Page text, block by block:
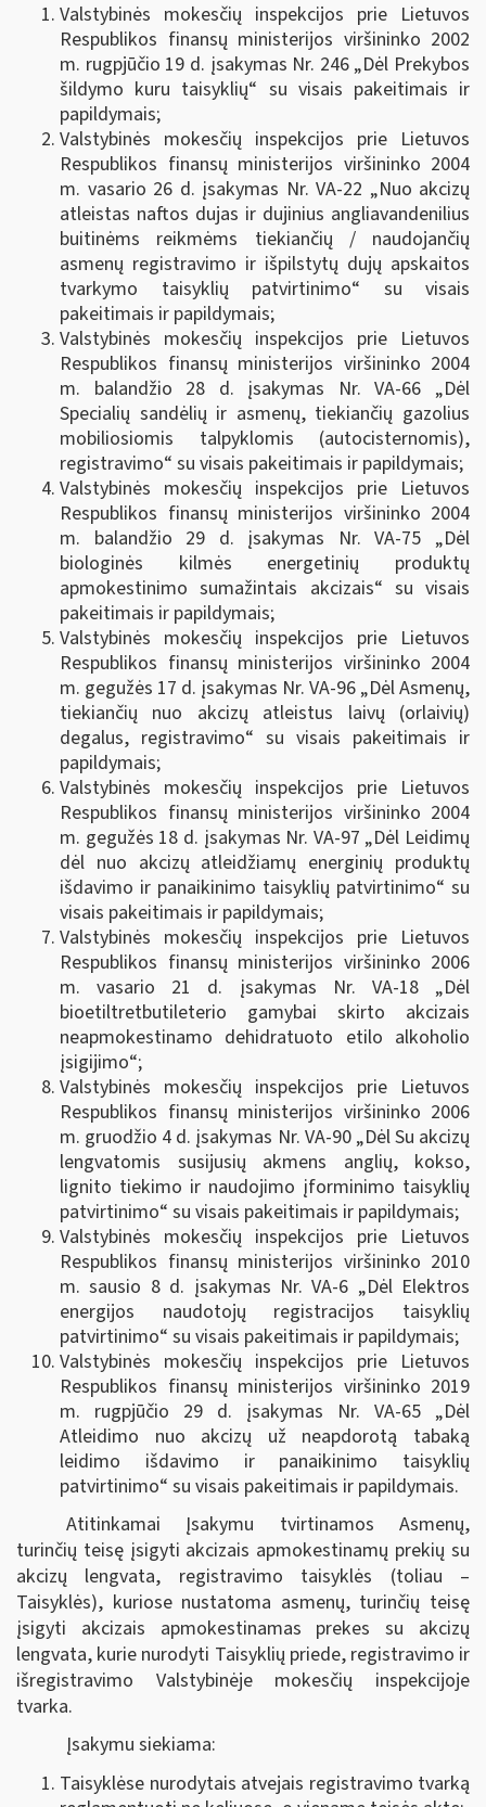
Valstybinės mokesčių inspekcijos prie Lietuvos
Respublikos finansų ministerijos viršininko 2002
m. rugpjūčio 19 d. įsakymas Nr. 246 „Dėl Prekybos
šildymo kuru taisyklių“ su visais pakeitimais ir
papildymais;
Valstybinės mokesčių inspekcijos prie Lietuvos
Respublikos finansų ministerijos viršininko 2004
m. vasario 26 d. įsakymas Nr. VA-22 „Nuo akcizų
atleistas naftos dujas ir dujinius angliavandenilius
buitinėms reikmėms tiekiančių / naudojančių
asmenų registravimo ir išpilstytų dujų apskaitos
tvarkymo taisyklių patvirtinimo“ su visais
pakeitimais ir papildymais;
Valstybinės mokesčių inspekcijos prie Lietuvos
Respublikos finansų ministerijos viršininko 2004
m. balandžio 28 d. įsakymas Nr. VA-66 „Dėl
Specialių sandėlių ir asmenų, tiekiančių gazolius
mobiliosiomis talpyklomis (autocisternomis),
registravimo“ su visais pakeitimais ir papildymais;
Valstybinės mokesčių inspekcijos prie Lietuvos
Respublikos finansų ministerijos viršininko 2004
m. balandžio 29 d. įsakymas Nr. VA-75 „Dėl
biologinės kilmės energetinių produktų
apmokestinimo sumažintais akcizais“ su visais
pakeitimais ir papildymais;
Valstybinės mokesčių inspekcijos prie Lietuvos
Respublikos finansų ministerijos viršininko 2004
m. gegužės 17 d. įsakymas Nr. VA-96 „Dėl Asmenų,
tiekiančių nuo akcizų atleistus laivų (orlaivių)
degalus, registravimo“ su visais pakeitimais ir
papildymais;
Valstybinės mokesčių inspekcijos prie Lietuvos
Respublikos finansų ministerijos viršininko 2004
m. gegužės 18 d. įsakymas Nr. VA-97 „Dėl Leidimų
dėl nuo akcizų atleidžiamų energinių produktų
išdavimo ir panaikinimo taisyklių patvirtinimo“ su
visais pakeitimais ir papildymais;
Valstybinės mokesčių inspekcijos prie Lietuvos
Respublikos finansų ministerijos viršininko 2006
m. vasario 21 d. įsakymas Nr. VA-18 „Dėl
bioetiltretbutileterio gamybai skirto akcizais
neapmokestinamo dehidratuoto etilo alkoholio
įsigijimo“;
Valstybinės mokesčių inspekcijos prie Lietuvos
Respublikos finansų ministerijos viršininko 2006
m. gruodžio 4 d. įsakymas Nr. VA-90 „Dėl Su akcizų
lengvatomis susijusių akmens anglių, kokso,
lignito tiekimo ir naudojimo įforminimo taisyklių
patvirtinimo“ su visais pakeitimais ir papildymais;
Valstybinės mokesčių inspekcijos prie Lietuvos
Respublikos finansų ministerijos viršininko 2010
m. sausio 8 d. įsakymas Nr. VA-6 „Dėl Elektros
energijos naudotojų registracijos taisyklių
patvirtinimo“ su visais pakeitimais ir papildymais;
Valstybinės mokesčių inspekcijos prie Lietuvos
Respublikos finansų ministerijos viršininko 2019
m. rugpjūčio 29 d. įsakymas Nr. VA-65 „Dėl
Atleidimo nuo akcizų už neapdorotą tabaką
leidimo išdavimo ir panaikinimo taisyklių
patvirtinimo“ su visais pakeitimais ir papildymais.
Atitinkamai Įsakymu tvirtinamos Asmenų,
turinčių teisę įsigyti akcizais apmokestinamų prekių su
akcizų lengvata, registravimo taisyklės (toliau –
Taisyklės), kuriose nustatoma asmenų, turinčių teisę
įsigyti akcizais apmokestinamas prekes su akcizų
lengvata, kurie nurodyti Taisyklių priede, registravimo ir
išregistravimo Valstybinėje mokesčių inspekcijoje
tvarka.
Įsakymu siekiama:
Taisyklėse nurodytais atvejais registravimo tvarką